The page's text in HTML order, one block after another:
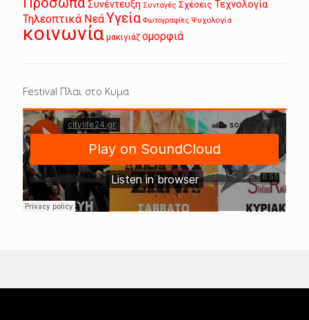
Συνέντευξη Συνταγές Σχέσεις Τεχνολογία
Τηλεοπτικά ΝεάΥγεία Φωτογραφίες Ψυχολογία
κοινωνία μακιγιάζ ομορφιά
Festival Πλαι στο Κυμα